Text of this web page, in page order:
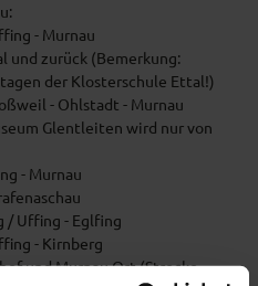
- Murnau
und zurück (Bemerkung:
der Klosterschule Ettal!)
- Ohlstadt - Murnau
Glentleiten wird nur von
- Murnau
/ Uffing - Eglfing
- Kirnberg
und Murnau Ort (Strecke